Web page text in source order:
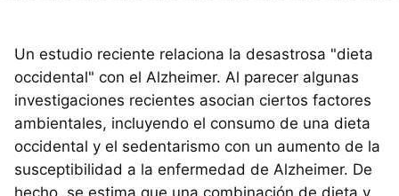
Un estudio reciente relaciona la desastrosa "dieta
occidental" con el Alzheimer. Al parecer algunas
investigaciones recientes asocian ciertos factores
ambientales, incluyendo el consumo de una dieta
occidental y el sedentarismo con un aumento de la
susceptibilidad a la enfermedad de Alzheimer. De
hecho, se estima que una combinación de dieta y